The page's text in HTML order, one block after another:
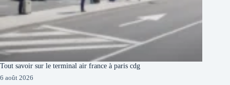
Tout savoir sur le terminal air france à paris cdg
6 août 2026